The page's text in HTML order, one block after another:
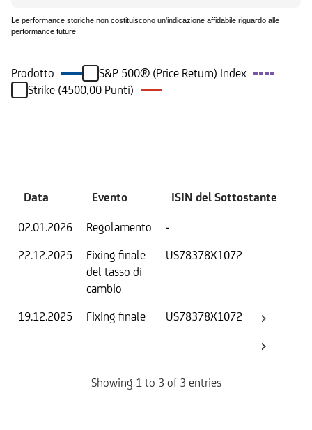
Le performance storiche non costituiscono un'indicazione affidabile riguardo alle
performance future.
Prodotto
S&P 500® (Price Return) Index
Strike (4500,00 Punti)
Data Evento ISIN del Sottostante
02.01.2026 Regolamento -
22.12.2025
Fixing finale
del tasso di
cambio
US78378X1072
19.12.2025 Fixing finale US78378X1072
Showing 1 to 3 of 3 entries